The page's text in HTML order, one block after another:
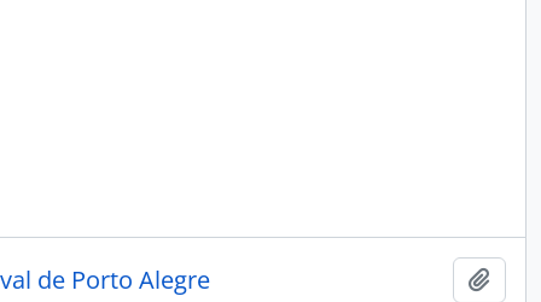
de Porto Alegre